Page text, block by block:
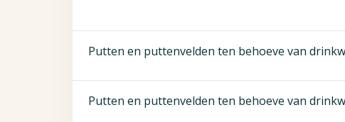
Putten en puttenvelden ten behoeve van
Putten en puttenvelden ten behoeve van